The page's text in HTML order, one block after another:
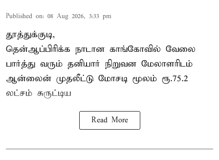
Published on: 08 Aug 2026, 3:33 pm
தூத்துக்குடி,
தென்ஆப்பிரிக்க நாடான காங்கோவில் வேலை
பார்த்து வரும் தனியார் நிறுவன மேலாளரிடம்
ஆன்லைன் முதலீட்டு மோசடி மூலம் ரூ.75.2
லட்சம் சுருட்டிய
Read More